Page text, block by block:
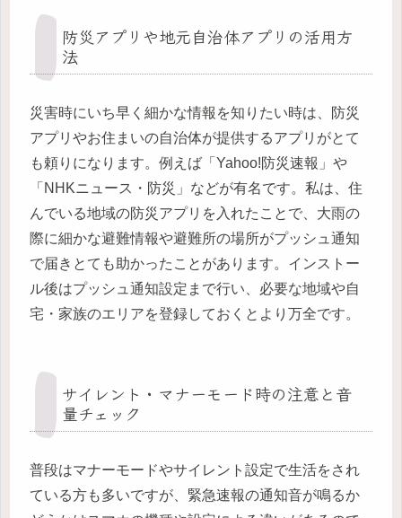
防災アプリや地元自治体アプリの活用方
法
災害時にいち早く細かな情報を知りたい時は、防災
アプリやお住まいの自治体が提供するアプリがとて
も頼りになります。例えば「Yahoo!防災速報」や
「NHKニュース・防災」などが有名です。私は、住
んでいる地域の防災アプリを入れたことで、大雨の
際に細かな避難情報や避難所の場所がプッシュ通知
で届きとても助かったことがあります。インストー
ル後はプッシュ通知設定まで行い、必要な地域や自
宅・家族のエリアを登録しておくとより万全です。
サイレント・マナーモード時の注意と音
量チェック
普段はマナーモードやサイレント設定で生活をされ
ている方も多いですが、緊急速報の通知音が鳴るか